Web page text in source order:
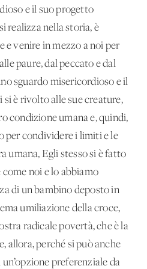
e il suo progetto
realizza nella storia, è
e venire in mezzo a noi per
paure, dal peccato e dal
sguardo misericordioso e il
si è rivolto alle sue creature,
condizione umana e, quindi,
per condividere i limiti e le
umana, Egli stesso si è fatto
noi e lo abbiamo
di un bambino deposto in
umiliazione della croce,
radicale povertà, che è la
allora, perché si può anche
preferenziale da